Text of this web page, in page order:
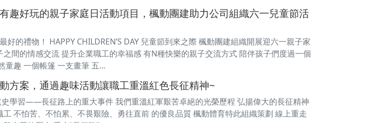
趣好玩的親子家庭日活動項目，楓動團建助力公司組織六一兒童節活
的禮物！ HAPPY CHILDREN’S DAY 兒童節到來之際 楓動團建組織開展迎六一親子家
間的情感交流 提升企業職工的幸福感 有N種快樂的親子交流方式 陪伴孩子們度過一個
童趣 一個帳篷 一支畫筆 五…
方案，通過趣味活動讓職工重溫紅色長征精神~
史學習——長征路上的重大事件 我們重溫紅軍艱苦卓絕的光榮歷程 弘揚偉大的長征精神
不怕苦、不怕累、不畏艱險、勇往直前 的優良品質 楓動體育特此組織策劃 線上重走